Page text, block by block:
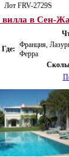
Лот FRV-2729S
вилла в Сен-
Где: Франция,
Ферра